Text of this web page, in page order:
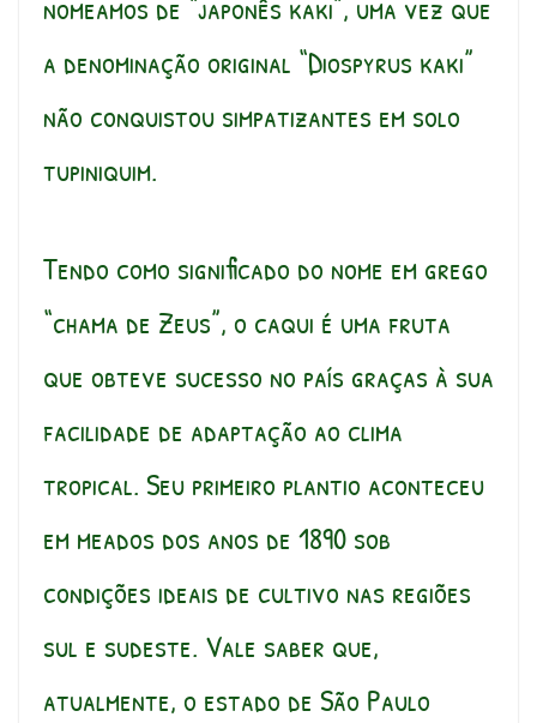
a denominação original “Diospyrus kaki”
não conquistou simpatizantes em solo
tupiniquim.
Tendo como significado do nome em grego
“chama de Zeus”, o caqui é uma fruta
que obteve sucesso no país graças à sua
facilidade de adaptação ao clima
tropical. Seu primeiro plantio aconteceu
em meados dos anos de 1890 sob
condições ideais de cultivo nas regiões
sul e sudeste. Vale saber que,
atualmente, o estado de São Paulo